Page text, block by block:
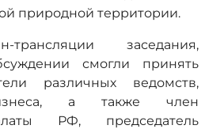
природной территории.
трансляции заседания,
смогли принять
различных ведомств,
а также член
РФ, председатель